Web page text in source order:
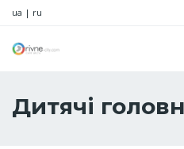
ua | ru
Дитячі